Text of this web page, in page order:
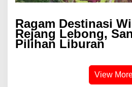
Ragam Destinasi
Rejang Lebong,
Pilihan Liburan
View